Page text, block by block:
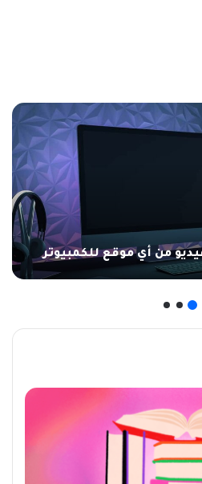
من أي موقع للكمبيوتر